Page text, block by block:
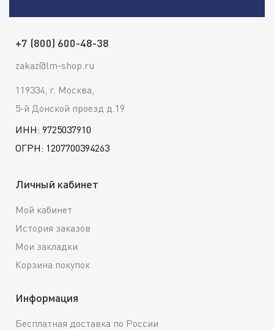
+7 (800) 600-48-38
zakaz@lm-shop.ru
119334, г. Москва,
5-й Донской проезд д.19
ИНН: 9725037910
ОГРН: 1207700394263
Личный кабинет
Мой кабинет
История заказов
Мои закладки
Корзина покупок
Информация
Бесплатная доставка по России